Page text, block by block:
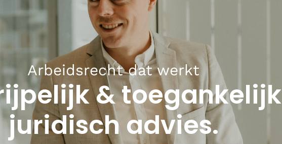
Arbeidsrecht dat werkt
& toegankelijk
juridisch advies.